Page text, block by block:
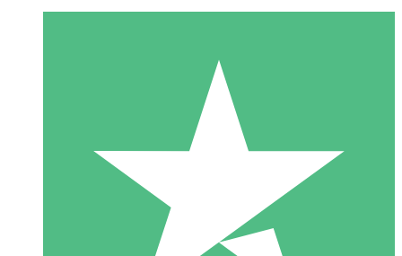
Paquetes de Créditos Individuales
Paga según el uso con créditos de descarga. Sin compromiso
10 00